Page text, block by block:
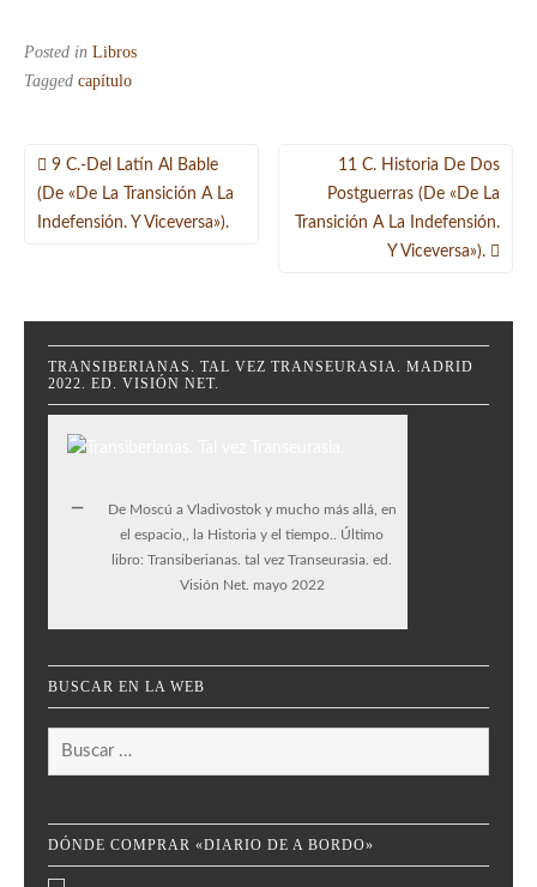
Posted in Libros
Tagged capítulo
Navegación
de
entradas
9 C.-Del Latín Al Bable
(de «De La Transición A La
Indefensión. Y Viceversa»).
11 C. Historia De Dos
Postguerras (de «De La
Transición A La Indefensión.
Y Viceversa»).
TRANSIBERIANAS. TAL VEZ TRANSEURASIA. MADRID
2022. ED. VISIÓN NET.
De Moscú a Vladivostok y mucho más allá, en
el espacio,, la Historia y el tiempo.. Último
libro: Transiberianas. tal vez Transeurasia. ed.
Visión Net. mayo 2022
BUSCAR EN LA WEB
Buscar:
DÓNDE COMPRAR «DIARIO DE A BORDO»